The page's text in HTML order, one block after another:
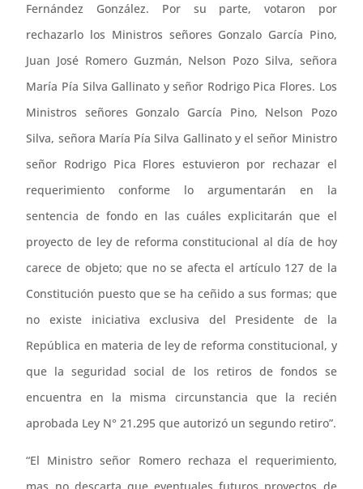
Fernández González. Por su parte, votaron por
rechazarlo los Ministros señores Gonzalo García Pino,
Juan José Romero Guzmán, Nelson Pozo Silva, señora
María Pía Silva Gallinato y señor Rodrigo Pica Flores. Los
Ministros señores Gonzalo García Pino, Nelson Pozo
Silva, señora María Pía Silva Gallinato y el señor Ministro
señor Rodrigo Pica Flores estuvieron por rechazar el
requerimiento conforme lo argumentarán en la
sentencia de fondo en las cuáles explicitarán que el
proyecto de ley de reforma constitucional al día de hoy
carece de objeto; que no se afecta el artículo 127 de la
Constitución puesto que se ha ceñido a sus formas; que
no existe iniciativa exclusiva del Presidente de la
República en materia de ley de reforma constitucional, y
que la seguridad social de los retiros de fondos se
encuentra en la misma circunstancia que la recién
aprobada Ley N° 21.295 que autorizó un segundo retiro”.
“El Ministro señor Romero rechaza el requerimiento,